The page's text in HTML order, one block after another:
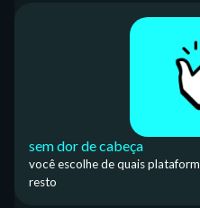
sem dor de cabeça
você escolhe de quais
resto